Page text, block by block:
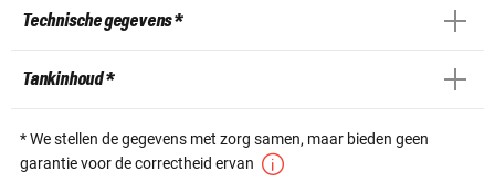
Technische gegevens *
Tankinhoud *
* We stellen de gegevens met zorg samen, maar bieden geen
garantie voor de correctheid ervan